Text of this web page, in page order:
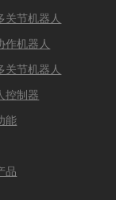
关节机器人
作机器人
关节机器人
控制器
能
品